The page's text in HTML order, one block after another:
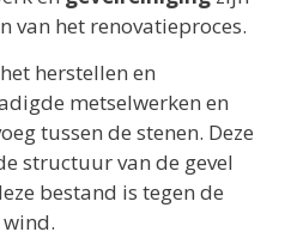
van het renovatieproces.
herstellen en
metselwerken en
tussen de stenen. Deze
structuur van de gevel
bestand is tegen de